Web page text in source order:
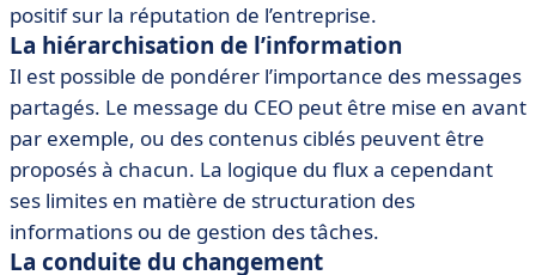
positif sur la réputation de l’entreprise.
La hiérarchisation de l’information
Il est possible de pondérer l’importance des messages
partagés. Le message du CEO peut être mise en avant
par exemple, ou des contenus ciblés peuvent être
proposés à chacun. La logique du flux a cependant
ses limites en matière de structuration des
informations ou de gestion des tâches.
La conduite du changement